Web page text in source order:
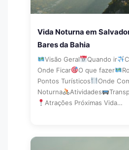
Vida Noturna em
Bares da Bahia
Visão Geral Quando ir
Onde Ficar
O que fazer
Pontos Turísticos
Onde
Noturna
Atividades
Atrações Próximas Vida…